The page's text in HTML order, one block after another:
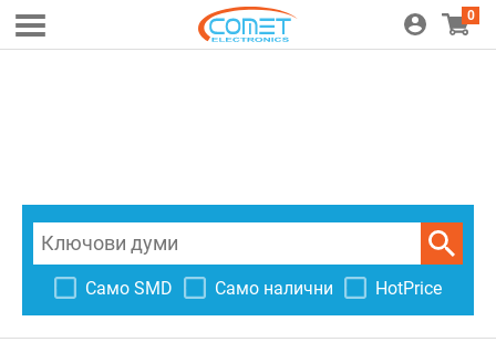
0
Само SMD Само налични HotPrice